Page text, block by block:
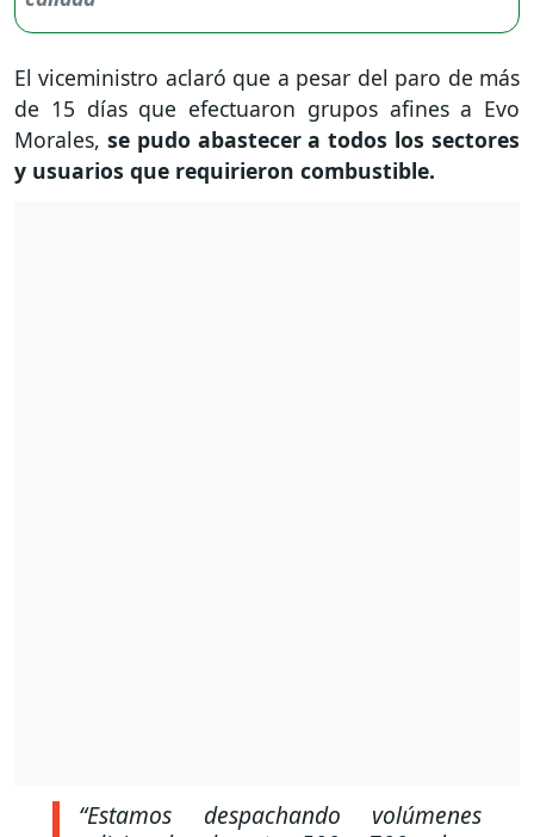
El viceministro aclaró que a pesar del paro de más
de 15 días que efectuaron grupos afines a Evo
Morales, se pudo abastecer a todos los sectores
y usuarios que requirieron combustible.
“Estamos despachando volúmenes